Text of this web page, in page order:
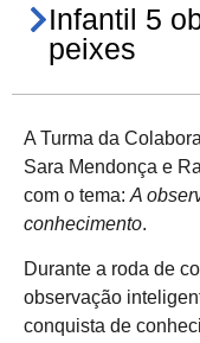
Infantil 5
peixes
A Turma da
Sara Mendonça e
com o tema: A
conhecimento.
Durante a roda de
observação
conquista de